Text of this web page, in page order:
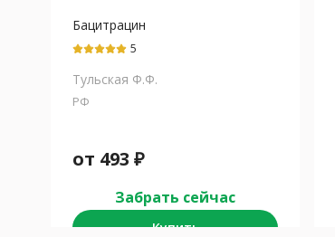
Бацитрацин
5
Тульская Ф.Ф.
РФ
от 493 ₽
Забрать сейчас
Купить